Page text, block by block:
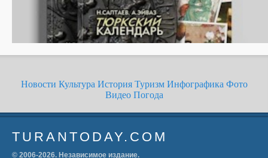
Новости Культура История Туризм Инфографика Фото
Видео Погода
TURANTODAY.COM
© 2006-2026. Независимое издание.